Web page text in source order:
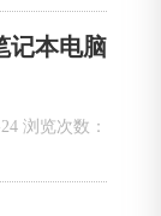
记本电脑
浏览次数：